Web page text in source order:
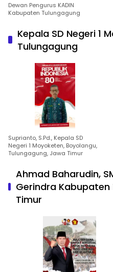
Dewan Pengurus KADIN
Kabupaten Tulungagung
Kepala SD Negeri 1
Tulungagung
Suprianto, S.Pd., Kepala SD
Negeri 1 Moyoketen, Boyolangu,
Tulungagung, Jawa Timur
Ahmad Baharudin,
Gerindra
Timur